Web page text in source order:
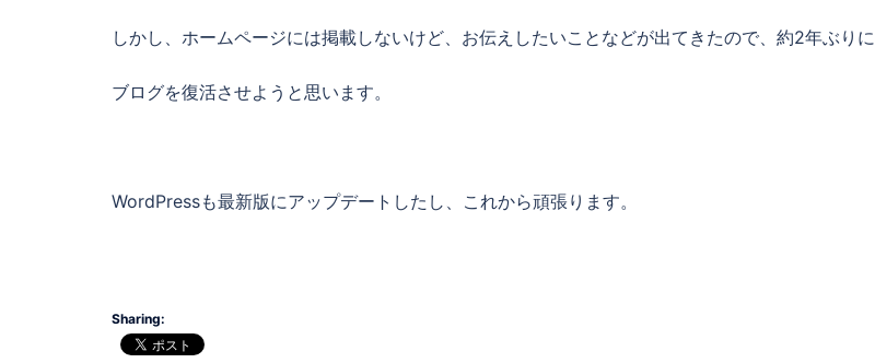
しかし、ホームページには掲載しないけど、お伝えしたいことなどが出てきたので、約2年ぶりに
ブログを復活させようと思います。
WordPressも最新版にアップデートしたし、これから頑張ります。
Sharing: